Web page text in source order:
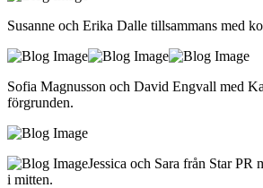
Susanne och Erika Dalle tillsammans med
Sofia Magnusson och David Engvall med
förgrunden.
Jessica och Sara från Star PR
i mitten.